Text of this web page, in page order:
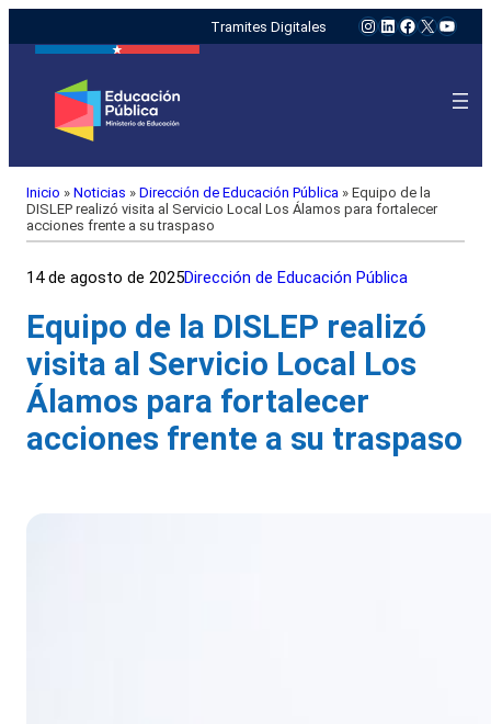
Tramites Digitales Instagram
LinkedIn
Facebook
X
Inicio » Noticias » Dirección de Educación Pública » Equipo de la
DISLEP realizó visita al Servicio Local Los Álamos para fortalecer
acciones frente a su traspaso
14 de agosto de 2025Dirección de Educación Pública
Equipo de la DISLEP realizó
visita al Servicio Local Los
Álamos para fortalecer
acciones frente a su traspaso